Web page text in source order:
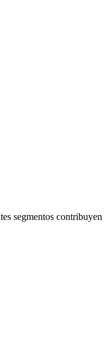
segmentos